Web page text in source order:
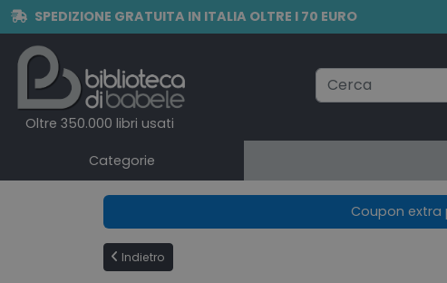
SPEDIZIONE GRATUITA IN ITALIA OLTRE I 70 EURO
Oltre 350.000 libri usati
Categorie
Coupon extra
Indietro